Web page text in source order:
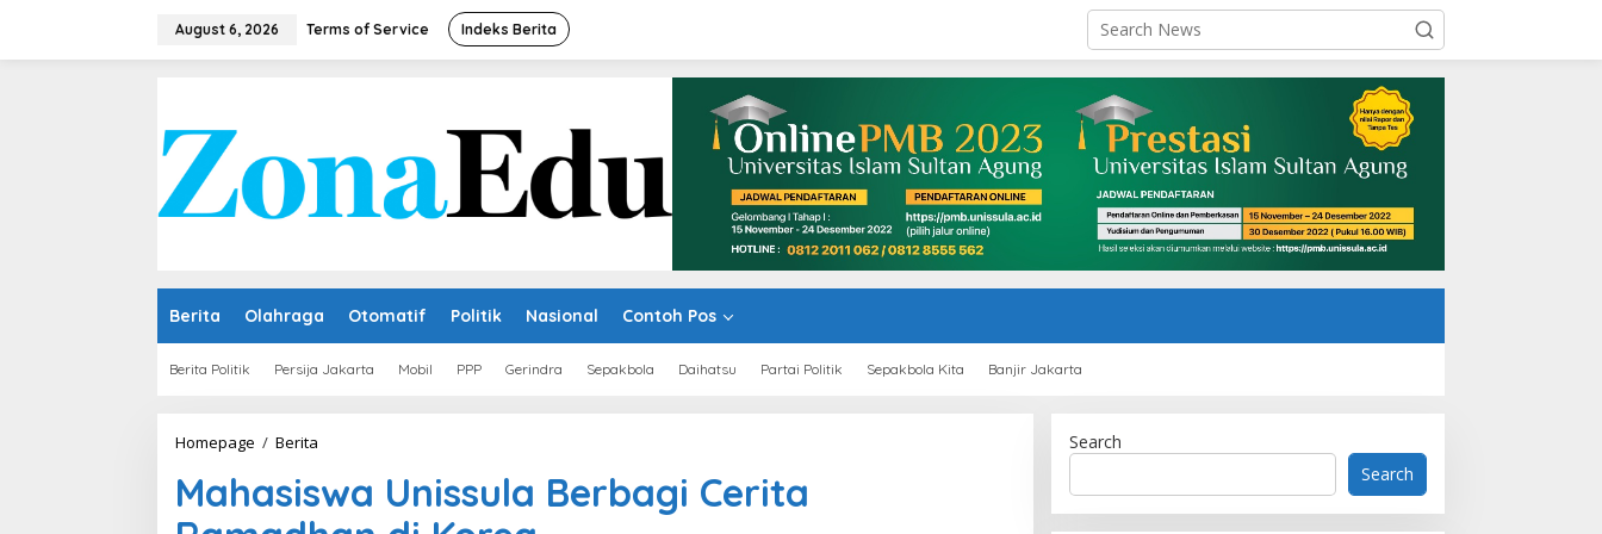
August 6, 2026 Terms of Service Indeks Berita
Berita Olahraga Otomatif Politik Nasional Contoh Pos
Berita Politik Persija Jakarta Mobil PPP Gerindra Sepakbola Daihatsu Partai Politik Sepakbola Kita Banjir Jakarta
Homepage / Berita
Berbagi
Cerita
Ramadhan
Mahasiswa Unissula Berbagi Cerita
Search
Search